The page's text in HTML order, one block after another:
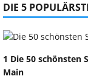
DIE 5
1 Die 50 schönsten
Main